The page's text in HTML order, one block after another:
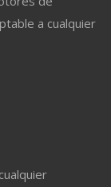
a cualquier